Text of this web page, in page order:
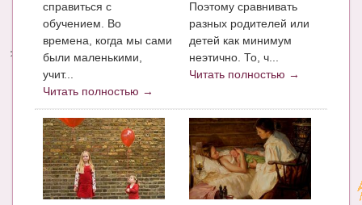
справиться с
обучением. Во
времена, когда мы сами
были маленькими,
учит...
Читать полностью →
Поэтому сравнивать
разных родителей или
детей как минимум
неэтично. То, ч...
Читать полностью →